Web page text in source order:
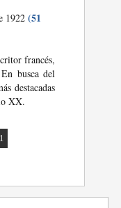
1922(51
francés,
busca del
destacadas
XX.